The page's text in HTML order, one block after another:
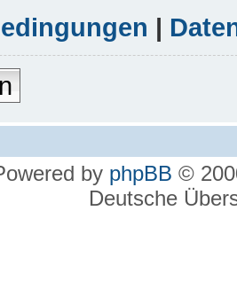
|
by phpBB ©
Deutsche